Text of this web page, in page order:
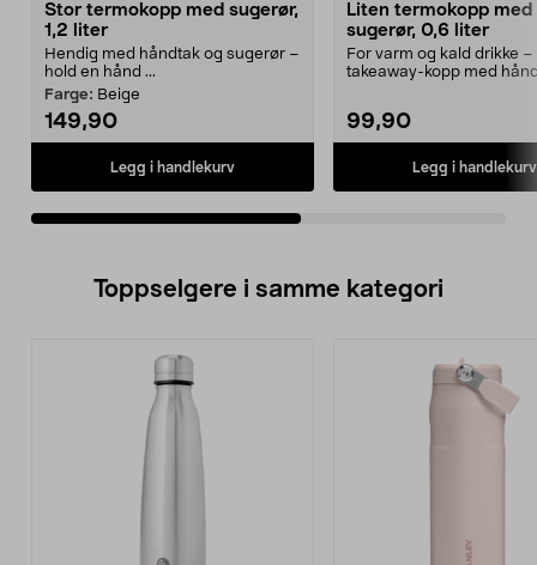
Stor termokopp med sugerør,
1,2 liter
Hendig med håndtak og sugerør –
hold en hånd ...
Farge: Beige
149,90
Legg i handlekurv
Liten termokopp med
sugerør, 0,6 liter
For varm og kald drikke
takeaway-kopp med
99,90
Legg i handlekurv
Toppselgere i samme kategori